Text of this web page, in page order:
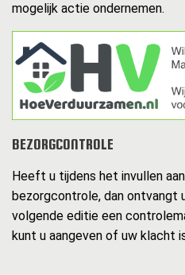
mogelijk actie ondernemen.
BEZORGCONTROLE
Heeft u tijdens het invullen
bezorgcontrole, dan ontvangt
volgende editie een
kunt u aangeven of uw klacht